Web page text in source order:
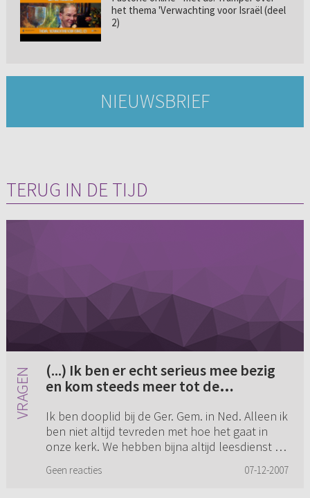
het thema 'Verwachting voor Israël (deel
2)
NIEUWSBRIEF
TERUG IN DE TIJD
(...) Ik ben er echt serieus mee bezig
en kom steeds meer tot de
beter kan vinden! (...)
Ik ben dooplid bij de Ger. Gem. in Ned. Alleen ik
ben niet altijd tevreden met hoe het gaat in
onze kerk. We hebben bijna altijd leesdienst en
moeilijk te...
Geen reacties 07-12-2007